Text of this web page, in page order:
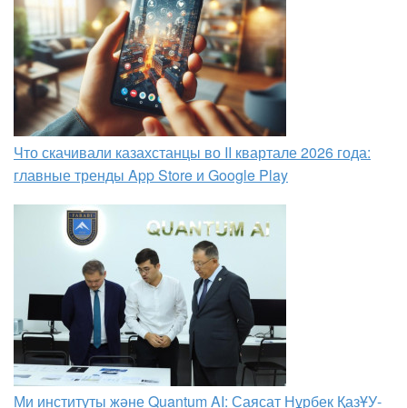
Что скачивали казахстанцы во II квартале 2026 года:
главные тренды App Store и Google Play
Ми институты және Quantum AI: Саясат Нұрбек ҚазҰУ-